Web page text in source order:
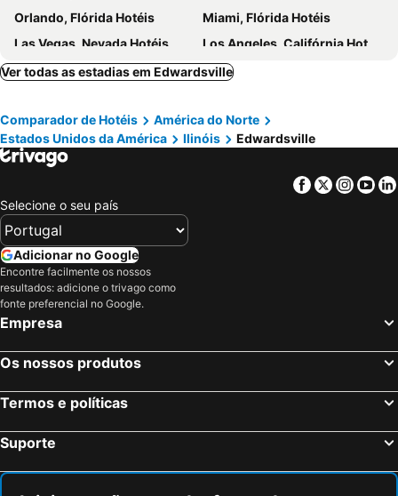
Orlando, Flórida Hotéis
Miami, Flórida Hotéis
Las Vegas, Nevada Hotéis
Los Angeles, Califórnia Hotéis
Chicago, Ilinóis Hotéis
Lake Buena Vista, Flórida Hotéis
Ver todas as estadias em Edwardsville
Comparador de Hotéis
América do Norte
Estados Unidos da América
Ilinóis Edwardsville
Facebook
Twitter
Selecione o seu país
Adicionar no Google
Encontre facilmente os nossos
resultados: adicione o trivago como
fonte preferencial no Google.
Empresa
Os nossos produtos
Termos e políticas
Suporte